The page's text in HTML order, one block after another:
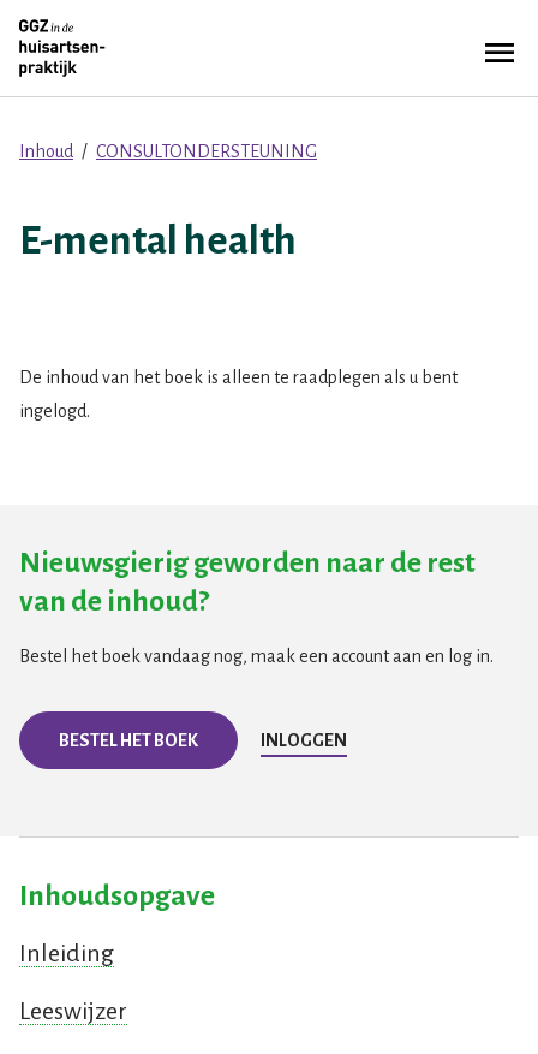
Overslaan
inhoud
Menu
Inhoud CONSULTONDERSTEUNING
E-mental health
De inhoud van het boek is alleen te raadplegen als u bent
ingelogd.
Nieuwsgierig geworden naar de rest
van de inhoud?
Bestel het boek vandaag nog, maak een account aan en log in.
BESTEL HET BOEK INLOGGEN
Inhoudsopgave
Inleiding
Leeswijzer